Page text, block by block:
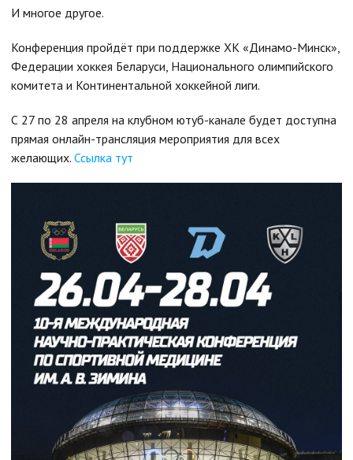
И многое другое.
Конференция пройдёт при поддержке ХК «Динамо-Минск»,
Федерации хоккея Беларуси, Национального олимпийского
комитета и Континентальной хоккейной лиги.
С 27 по 28 апреля на клубном ютуб-канале будет доступна
прямая онлайн-трансляция мероприятия для всех
желающих. Ссылка тут